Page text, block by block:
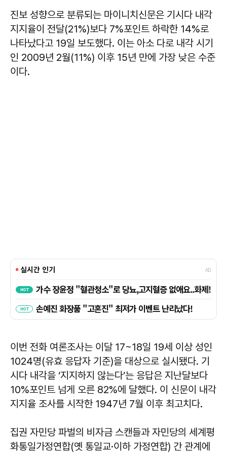
진보 성향으로 분류되는 마이니치신문은 기시다 내각
지지율이 전달(21%)보다 7%포인트 하락한 14%로
나타났다고 19일 보도했다. 이는 아소 다로 내각 시기
인 2009년 2월(11%) 이후 15년 만에 가장 낮은 수준
이다.
이번 전화 여론조사는 이달 17~18일 19세 이상 성인
1024명(유효 응답자 기준)을 대상으로 실시됐다. 기
시다 내각을 ‘지지하지 않는다’는 응답은 지난달보다
10%포인트 넘게 오른 82%에 달했다. 이 신문이 내각
지지율 조사를 시작한 1947년 7월 이후 최고치다.
집권 자민당 파벌의 비자금 스캔들과 자민당의 세계평
화통일가정연합(옛 통일교·이하 가정연합) 간 관계에